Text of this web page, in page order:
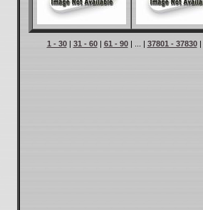
1 - 30| 31 - 60| 61 - 90| ... | 37801 - 37830|